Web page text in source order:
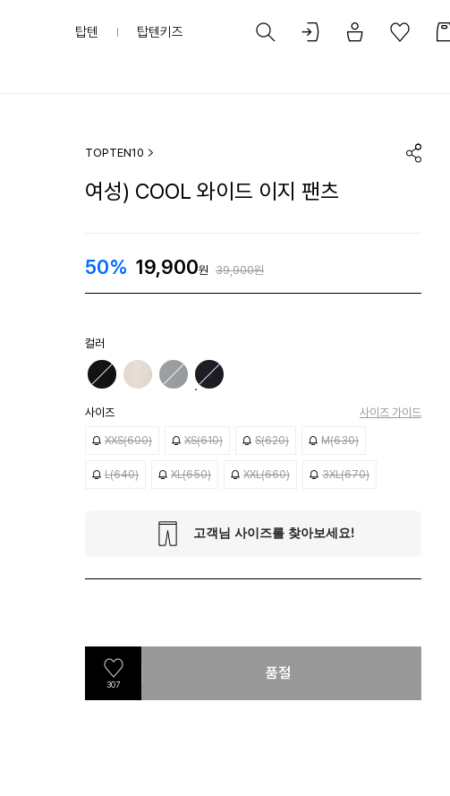
탑텐 탑텐키즈
TOPTEN10
여성) COOL 와이드 이지 팬츠
50% 19,900원 39,900원
컬러
사이즈 사이즈 가이드
XXS(600) XS(610) S(620) M(630)
L(640) XL(650) XXL(660) 3XL(670)
307
품절